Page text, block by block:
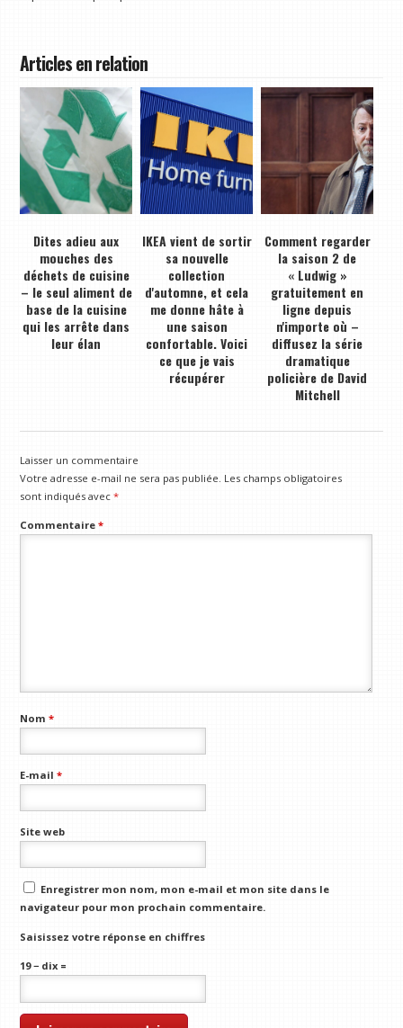
Articles en relation
Dites adieu aux
mouches des
déchets de cuisine
– le seul aliment de
base de la cuisine
qui les arrête dans
leur élan
IKEA vient de sortir
sa nouvelle
collection
d'automne, et cela
me donne hâte à
une saison
confortable. Voici
ce que je vais
récupérer
Comment regarder
la saison 2 de
« Ludwig »
gratuitement en
ligne depuis
n'importe où –
diffusez la série
dramatique
policière de David
Mitchell
Laisser un commentaire
Votre adresse e-mail ne sera pas publiée. Les champs obligatoires
sont indiqués avec*
Commentaire*
Nom*
E-mail*
Site web
Enregistrer mon nom, mon e-mail et mon site dans le
navigateur pour mon prochain commentaire.
Saisissez votre réponse en chiffres
19 − dix =